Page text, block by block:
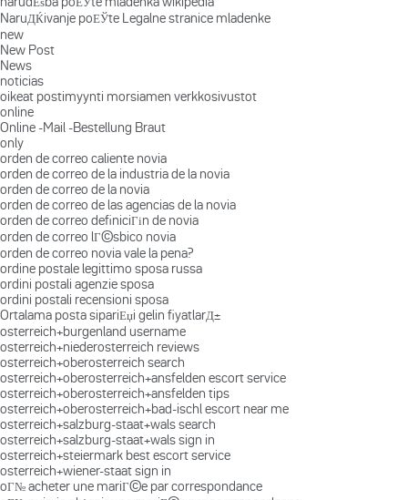
NaruДЌivanje poЕЎte Legalne stranice mladenke
new
New Post
News
noticias
oikeat postimyynti morsiamen verkkosivustot
online
Online -Mail -Bestellung Braut
only
orden de correo caliente novia
orden de correo de la industria de la novia
orden de correo de la novia
orden de correo de las agencias de la novia
orden de correo definiciГіn de novia
orden de correo lГ©sbico novia
orden de correo novia vale la pena?
ordine postale legittimo sposa russa
ordini postali agenzie sposa
ordini postali recensioni sposa
Ortalama posta sipariЕџi gelin fiyatlarД±
osterreich+burgenland username
osterreich+niederosterreich reviews
osterreich+oberosterreich search
osterreich+oberosterreich+ansfelden escort service
osterreich+oberosterreich+ansfelden tips
osterreich+oberosterreich+bad-ischl escort near me
osterreich+salzburg-staat+wals search
osterreich+salzburg-staat+wals sign in
osterreich+steiermark best escort service
osterreich+wiener-staat sign in
oГ№ acheter une mariГ©e par correspondance